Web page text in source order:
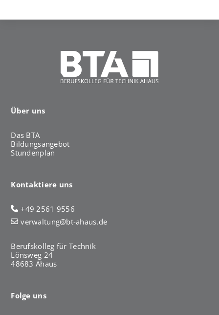
Über uns
Das BTA
Bildungsangebot
Stundenplan
Kontaktiere uns
+49 2561 9556
verwaltung@bt-ahaus.de
Berufskolleg für Technik
Lönsweg 24
48683 Ahaus
Folge uns